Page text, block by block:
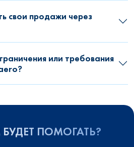
свои продажи через
или требования
ПОМОГАТЬ?